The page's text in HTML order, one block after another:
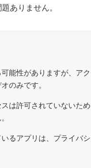
ありません。
能性がありますが、ア
のみです。
は許可されていないた
るアプリは、プライバ